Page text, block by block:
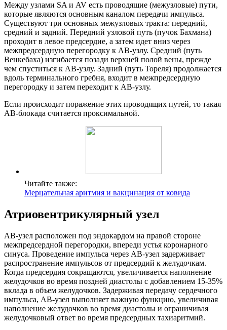
Между узлами SA и AV есть проводящие (межузловые) пути,
которые являются основным каналом передачи импульса.
Существуют три основных межузловых тракта: передний,
средний и задний. Передний узловой путь (пучок Бахмана)
проходит в левое предсердие, а затем идет вниз через
межпредсердную перегородку к АВ-узлу. Средний (путь
Венкебаха) изгибается позади верхней полой вены, прежде
чем спуститься к АВ-узлу. Задний (путь Тореля) продолжается
вдоль терминального гребня, входит в межпредсердную
перегородку и затем переходит к АВ-узлу.
Если происходит поражение этих проводящих путей, то такая
АВ-блокада считается проксимальной.
Читайте также:
Мерцательная аритмия и вакцинация от ковида
Атриовентрикулярный узел
АВ-узел расположен под эндокардом на правой стороне
межпредсердной перегородки, впереди устья коронарного
синуса. Проведение импульса через АВ-узел задерживает
распространение импульсов от предсердий к желудочкам.
Когда предсердия сокращаются, увеличивается наполнение
желудочков во время поздней диастолы с добавлением 15-35%
вклада в объем желудочков. Задерживая передачу сердечного
импульса, АВ-узел выполняет важную функцию, увеличивая
наполнение желудочков во время диастолы и ограничивая
желудочковый ответ во время предсердных тахиаритмий.